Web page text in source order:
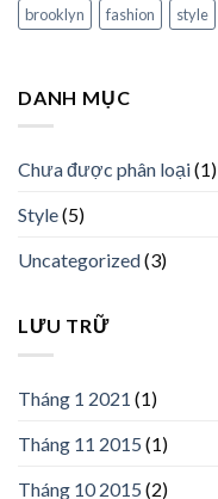
brooklyn fashion style
DANH MỤC
Chưa được phân loại(1)
Style(5)
Uncategorized(3)
LƯU TRỮ
Tháng 1 2021 (1)
Tháng 11 2015 (1)
Tháng 10 2015 (2)